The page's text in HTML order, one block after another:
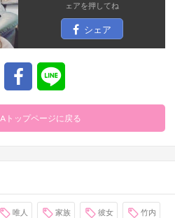
ェアを押してね
シェア
トップページに戻る
唯人 家族 彼女 竹内